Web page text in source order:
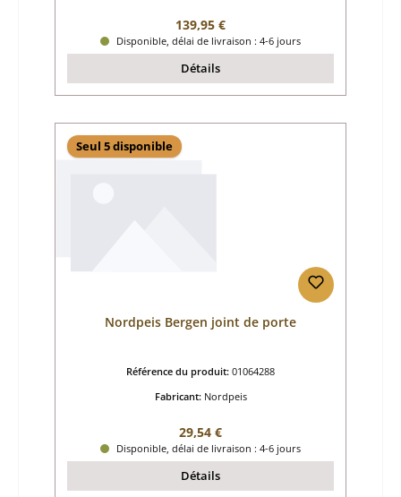
Prix régulier :
139,95 €
Disponible, délai de livraison : 4-6 jours
Détails
Seul 5 disponible
Nordpeis Bergen joint de porte
Référence du produit: 01064288
Fabricant: Nordpeis
Prix régulier :
29,54 €
Disponible, délai de livraison : 4-6 jours
Détails